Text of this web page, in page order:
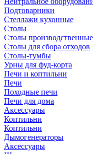
Подтоварники
Стеллажи кухонные
Столы
Столы производственные
Столы для сбора отходов
Столы-тумбы
Урны для фуд-корта
Печи и коптильни
Печи
Походные печи
Печи для дома
Аксессуары
Коптильни
Коптильни
Дымогенераторы
Аксессуары